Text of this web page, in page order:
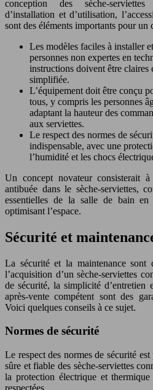
conception des sèche-
d’installation et d’utilisation,
sont des éléments importants pour
Les modèles faciles à installer
personnes non expertes en
instructions doivent être claires
simplifiée.
L’équipement doit être conçu
tous, y compris les personnes
adaptant la hauteur des
aux serviettes.
Le respect des normes de
indispensable, avec une
l’humidité et les chocs
Un concept novateur consisterait
antibuée dans le sèche-serviettes,
essentielles de la salle de bain
optimisant l’espace.
Sécurité et
La sécurité et la maintenance sont
l’acquisition d’un sèche-serviettes
de sécurité, la simplicité d’entretien
après-vente compétent sont des
Voici quelques conseils à ce sujet.
Normes de sécurité
Le respect des normes de sécurité
sûre et fiable des sèche-serviettes
la protection électrique et
respectées.